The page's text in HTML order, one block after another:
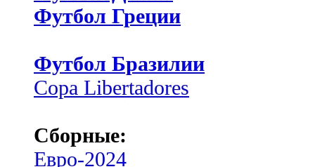
Футбол Греции
Футбол Бразилии
Copa Libertadores
Сборные:
Евро-2024